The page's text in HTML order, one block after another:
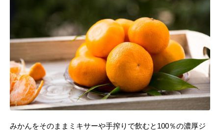
みかんをそのままミキサーや手搾りで飲むと100％の濃厚ジ